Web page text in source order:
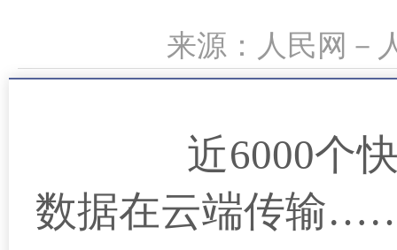
来源：人民网
近6000个快递
数据在云端传输